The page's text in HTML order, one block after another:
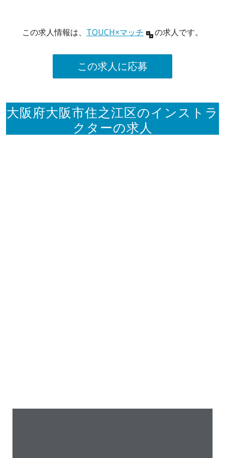
この求人情報は、 TOUCH×マッチ の求人です。
この求人に応募
大阪府大阪市住之江区のインストラ
クターの求人